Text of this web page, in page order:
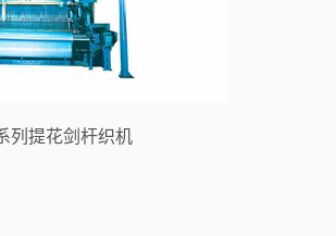
列提花剑杆织机